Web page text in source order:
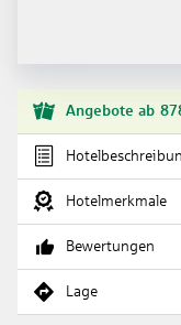
Angebote ab
Hotelmerkmale
Bewertungen
Lage